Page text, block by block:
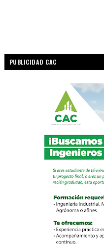
PUBLICIDAD CAC